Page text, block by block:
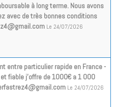
à long terme. Nous avons
avec de très bonnes conditions
Le 24/07/2026
entre particulier rapide en France -
fiable j'offre de 1000€ a 1 000
Le 24/07/2026